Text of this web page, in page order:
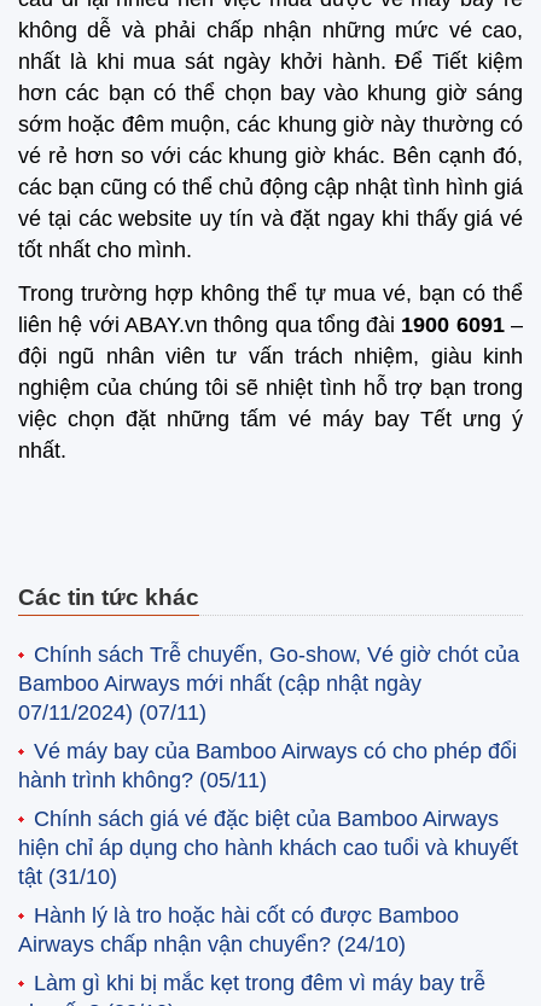
không dễ và phải chấp nhận những mức vé cao,
nhất là khi mua sát ngày khởi hành. Để Tiết kiệm
hơn các bạn có thể chọn bay vào khung giờ sáng
sớm hoặc đêm muộn, các khung giờ này thường có
vé rẻ hơn so với các khung giờ khác. Bên cạnh đó,
các bạn cũng có thể chủ động cập nhật tình hình giá
vé tại các website uy tín và đặt ngay khi thấy giá vé
tốt nhất cho mình.
Trong trường hợp không thể tự mua vé, bạn có thể
liên hệ với ABAY.vn thông qua tổng đài 1900 6091–
đội ngũ nhân viên tư vấn trách nhiệm, giàu kinh
nghiệm của chúng tôi sẽ nhiệt tình hỗ trợ bạn trong
việc chọn đặt những tấm vé máy bay Tết ưng ý
nhất.
Các tin tức khác
Chính sách Trễ chuyến, Go-show, Vé giờ chót của
Bamboo Airways mới nhất (cập nhật ngày
07/11/2024) (07/11)
Vé máy bay của Bamboo Airways có cho phép đổi
hành trình không? (05/11)
Chính sách giá vé đặc biệt của Bamboo Airways
hiện chỉ áp dụng cho hành khách cao tuổi và khuyết
tật (31/10)
Hành lý là tro hoặc hài cốt có được Bamboo
Airways chấp nhận vận chuyển? (24/10)
Làm gì khi bị mắc kẹt trong đêm vì máy bay trễ